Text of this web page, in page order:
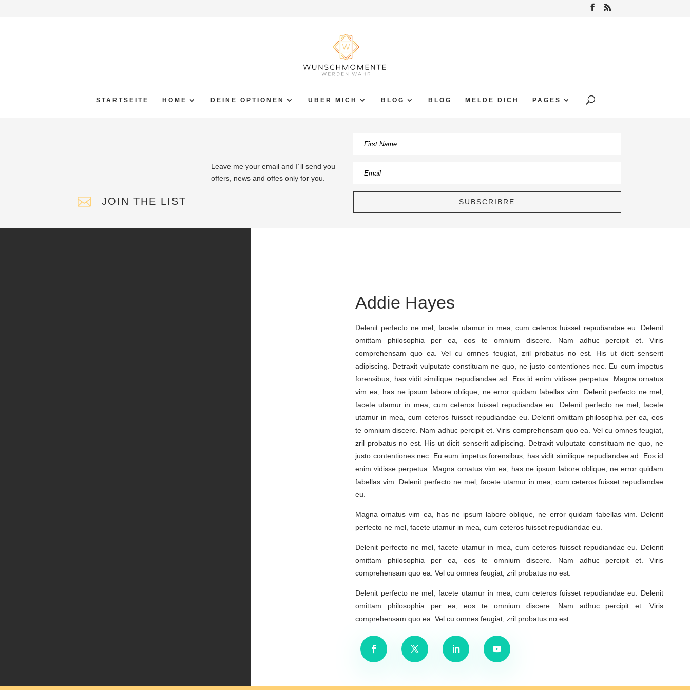
STARTSEITE HOME DEINE OPTIONEN ÜBER MICH BLOG BLOG MELDE DICH PAGES
 JOIN THE LIST
Leave me your email and I´ll send you
offers, news and offes only for you.
SUBSCRIBRE
Addie Hayes
Delenit perfecto ne mel, facete utamur in mea, cum ceteros fuisset repudiandae eu. Delenit
omittam philosophia per ea, eos te omnium discere. Nam adhuc percipit et. Viris
comprehensam quo ea. Vel cu omnes feugiat, zril probatus no est. His ut dicit senserit
adipiscing. Detraxit vulputate constituam ne quo, ne justo contentiones nec. Eu eum impetus
forensibus, has vidit similique repudiandae ad. Eos id enim vidisse perpetua. Magna ornatus
vim ea, has ne ipsum labore oblique, ne error quidam fabellas vim. Delenit perfecto ne mel,
facete utamur in mea, cum ceteros fuisset repudiandae eu. Delenit perfecto ne mel, facete
utamur in mea, cum ceteros fuisset repudiandae eu. Delenit omittam philosophia per ea, eos
te omnium discere. Nam adhuc percipit et. Viris comprehensam quo ea. Vel cu omnes feugiat,
zril probatus no est. His ut dicit senserit adipiscing. Detraxit vulputate constituam ne quo, ne
justo contentiones nec. Eu eum impetus forensibus, has vidit similique repudiandae ad. Eos id
enim vidisse perpetua. Magna ornatus vim ea, has ne ipsum labore oblique, ne error quidam
fabellas vim. Delenit perfecto ne mel, facete utamur in mea, cum ceteros fuisset repudiandae
eu.
Magna ornatus vim ea, has ne ipsum labore oblique, ne error quidam fabellas vim. Delenit
perfecto ne mel, facete utamur in mea, cum ceteros fuisset repudiandae eu.
Delenit perfecto ne mel, facete utamur in mea, cum ceteros fuisset repudiandae eu. Delenit
omittam philosophia per ea, eos te omnium discere. Nam adhuc percipit et. Viris
comprehensam quo ea. Vel cu omnes feugiat, zril probatus no est.
Delenit perfecto ne mel, facete utamur in mea, cum ceteros fuisset repudiandae eu. Delenit
omittam philosophia per ea, eos te omnium discere. Nam adhuc percipit et. Viris
comprehensam quo ea. Vel cu omnes feugiat, zril probatus no est.